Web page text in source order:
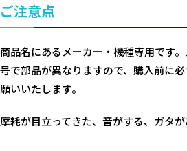
ご注意点
商品名にあるメーカー・機種専用です
号で部品が異なりますので、購入前に
願いいたします。
摩耗が目立ってきた、音がする、ガタ